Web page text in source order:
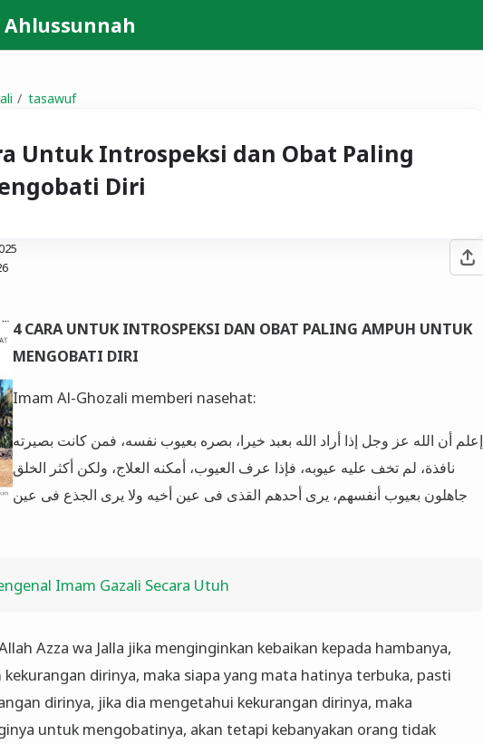
Ahlussunnah
tasawuf
Untuk Introspeksi dan Obat Paling
Diri
4 CARA UNTUK INTROSPEKSI DAN OBAT PALING AMPUH UNTUK
MENGOBATI DIRI
Imam Al-Ghozali memberi nasehat:
إعلم أن الله عز وجل إذا أراد الله بعبد خيرا، بصره بعيوب نفسه، فمن كانت بصيرته
نافذة، لم تخف عليه عيوبه، فإذا عرف العيوب، أمكنه العلاج، ولكن أكثر الخلق
جاهلون بعيوب أنفسهم، يرى أحدهم القذى فى عين أخيه ولا يرى الجذع فى عين
Imam Gazali Secara Utuh
Azza wa Jalla jika menginginkan kebaikan kepada hambanya,
dirinya, maka siapa yang mata hatinya terbuka, pasti
dirinya, jika dia mengetahui kekurangan dirinya, maka
untuk mengobatinya, akan tetapi kebanyakan orang tidak